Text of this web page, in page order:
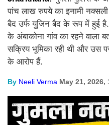
पांच लाख रुपये का इनामी
बैद उर्फ युजिन बैद के रूप में हुई है.
के अंबाकोना गांव का रहने वाला
सक्रिय भूमिका रही थी और उस
के आरोप हैं.
By Neeli Verma May 21, 2026,